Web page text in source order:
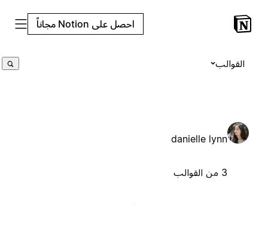
احصل على Notion مجاناً
القوالب
danielle lynn